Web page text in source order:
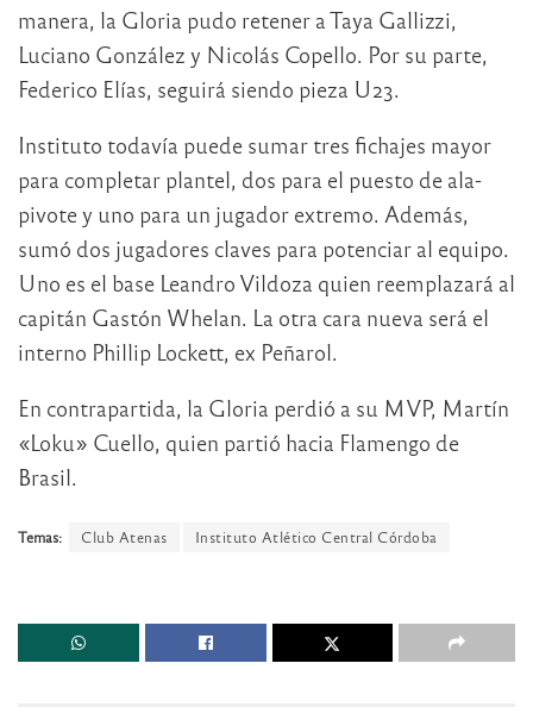
manera, la Gloria pudo retener a Taya Gallizzi,
Luciano González y Nicolás Copello. Por su parte,
Federico Elías, seguirá siendo pieza U23.
Instituto todavía puede sumar tres fichajes mayor
para completar plantel, dos para el puesto de ala-
pivote y uno para un jugador extremo. Además,
sumó dos jugadores claves para potenciar al equipo.
Uno es el base Leandro Vildoza quien reemplazará al
capitán Gastón Whelan. La otra cara nueva será el
interno Phillip Lockett, ex Peñarol.
En contrapartida, la Gloria perdió a su MVP, Martín
«Loku» Cuello, quien partió hacia Flamengo de
Brasil.
Temas: Club Atenas Instituto Atlético Central Córdoba